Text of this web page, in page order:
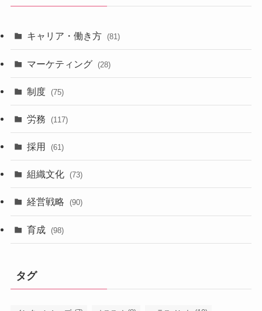
キャリア・働き方 (81)
マーケティング (28)
制度 (75)
労務 (117)
採用 (61)
組織文化 (73)
経営戦略 (90)
育成 (98)
タグ